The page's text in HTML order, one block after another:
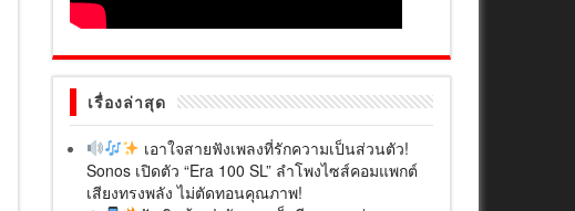
เรื่องล่าสุด
เอาใจสายฟังเพลงที่รักความเป็นส่วนตัว!
Sonos เปิดตัว “Era 100 SL” ลำโพงไซส์คอมแพกต์
เสียงทรงพลัง ไม่ตัดทอนคุณภาพ!